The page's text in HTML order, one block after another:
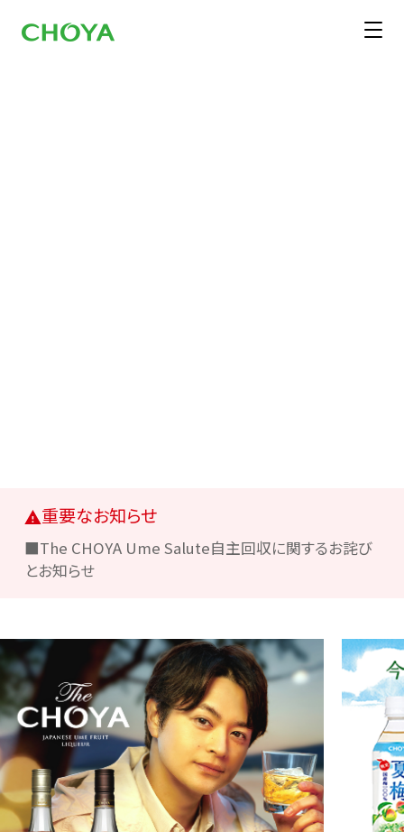
重要なお知らせ
■The CHOYA Ume Salute自主回収に関するお詫び
とお知らせ